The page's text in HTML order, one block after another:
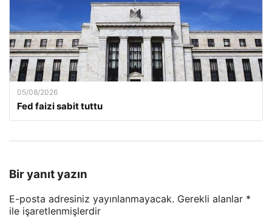
05/08/2026
Fed faizi sabit tuttu
Bir yanıt yazın
E-posta adresiniz yayınlanmayacak. Gerekli alanlar *
ile işaretlenmişlerdir